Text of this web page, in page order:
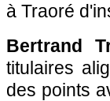
à Traoré
Bertrand
titulaires
des points